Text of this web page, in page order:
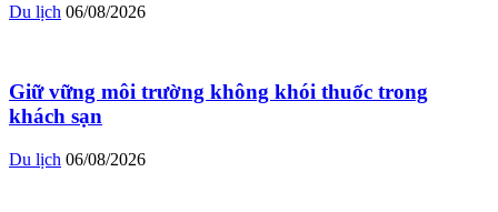
Du lịch 06/08/2026
Giữ vững môi trường không khói thuốc trong
khách sạn
Du lịch 06/08/2026